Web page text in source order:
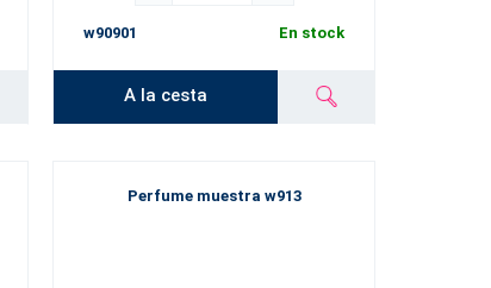
w90901 En stock
A la cesta
Perfume muestra w913